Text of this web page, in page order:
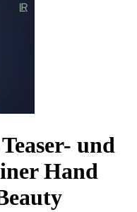
und
Hand